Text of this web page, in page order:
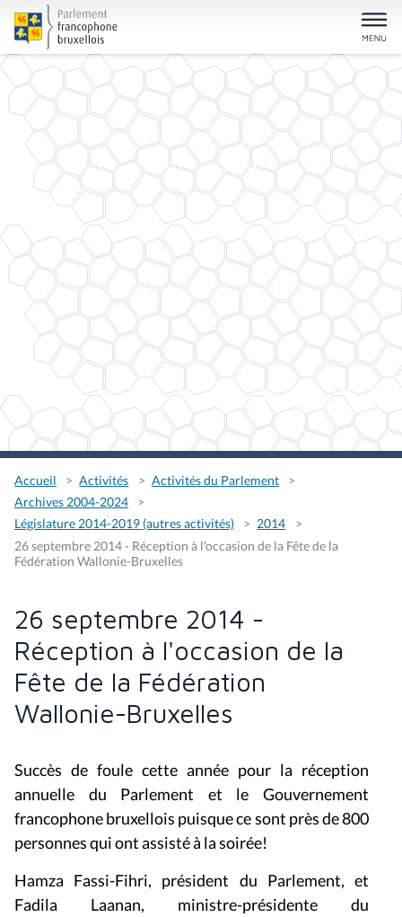
Accueil Activités
Activités du Parlement
Archives 2004-2024
Législature 2014-2019 (autres activités)
2014
26 septembre 2014 - Réception à l'occasion de la Fête de la
Fédération Wallonie-Bruxelles
26 septembre 2014 -
Réception à l'occasion de la
Fête de la Fédération
Wallonie-Bruxelles
Succès de foule cette année pour la réception
annuelle du Parlement et le Gouvernement
francophone bruxellois puisque ce sont près de 800
personnes qui ont assisté à la soirée!
Hamza Fassi-Fihri, président du Parlement, et
Fadila Laanan, ministre-présidente du